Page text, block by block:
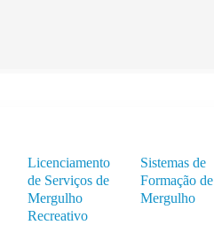
Licenciamento
de Serviços de
Mergulho
Recreativo
Sistemas de
Formação de
Mergulho